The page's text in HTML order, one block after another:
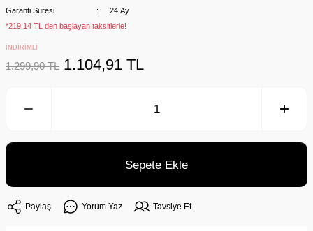
Garanti Süresi
24 Ay
*219,14 TL den başlayan taksitlerle!
İNDİRİMLİ
1.299,90 TL 1.104,91 TL
Sepete Ekle
Paylaş Yorum Yaz Tavsiye Et